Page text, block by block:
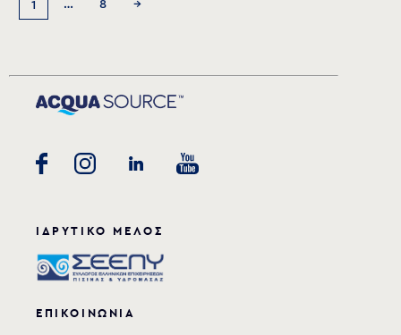
1 … 8 →
ΙΔΡΥΤΙΚΟ ΜΕΛΟΣ
ΕΠΙΚΟΙΝΩΝΙΑ